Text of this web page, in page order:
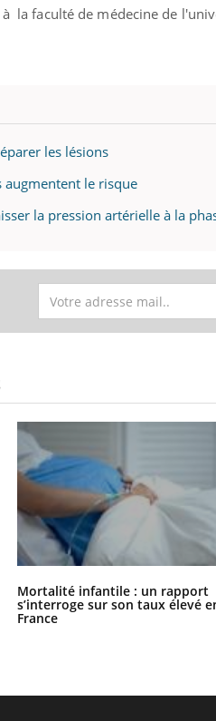
la faculté de médecine de
les lésions
augmentent le risque
la pression artérielle à la
Mortalité infantile : un rapport
s’interroge sur son taux élevé
France